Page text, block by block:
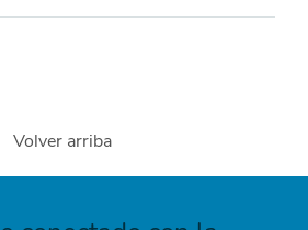
Volver arriba